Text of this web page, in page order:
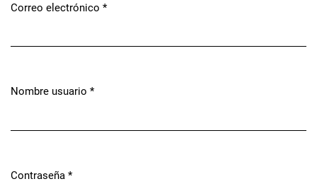
Correo electrónico *
Nombre usuario *
Contraseña *